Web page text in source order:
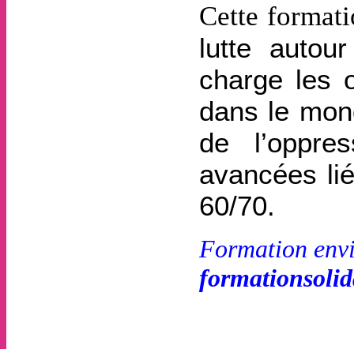
Cette
lutte
charge les
dans le
de
avancées
60/70.
Formation